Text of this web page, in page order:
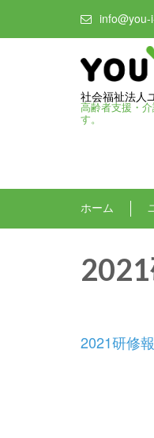
社会福祉法人
高齢者支援・
す。
ホーム
2021研修